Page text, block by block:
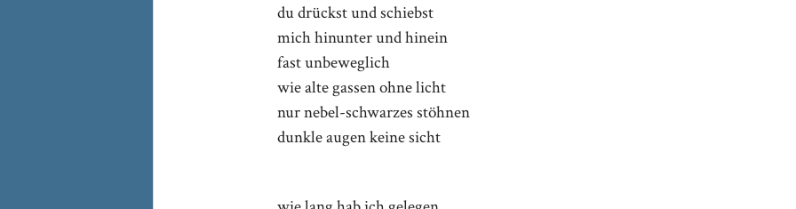
du drückst und schiebst
mich hinunter und hinein
fast unbeweglich
wie alte gassen ohne licht
nur nebel-schwarzes stöhnen
dunkle augen keine sicht